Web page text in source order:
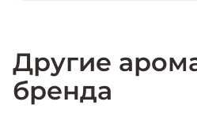
Другие
бренда